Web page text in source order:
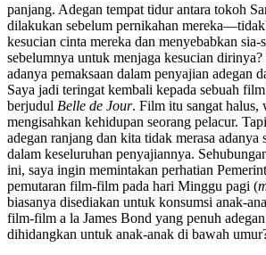
panjang. Adegan tempat tidur antara tokoh
dilakukan sebelum pernikahan
kesucian cinta mereka dan menyebabkan sia-
sebelumnya untuk menjaga kesucian
adanya pemaksaan dalam penyajian adegan
Saya jadi teringat kembali kepada sebuah
berjudul Belle de Jour. Film itu sangat halus,
mengisahkan kehidupan seorang pelacur.
adegan ranjang dan kita tidak merasa adanya
dalam keseluruhan penyajiannya.
ini, saya ingin memintakan perhatian
pemutaran film-film pada hari Minggu pagi (
biasanya disediakan untuk konsumsi anak-
film-film a la James Bond yang penuh
dihidangkan untuk anak-anak di bawah